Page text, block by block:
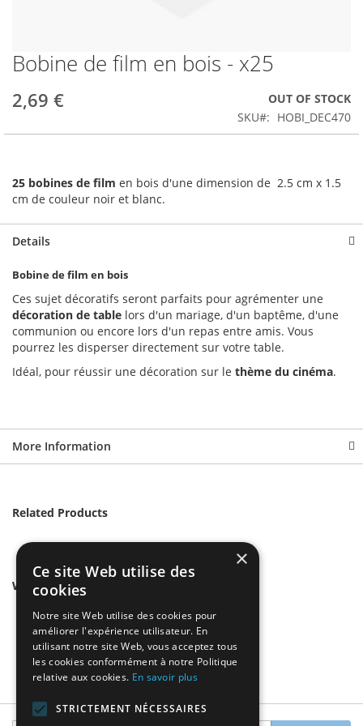
Skip
to
the
beginning
Bobine de film en bois - x25
2,69 €
OUT OF STOCK
SKU
HOBI_DEC470
25 bobines de film en bois d'une dimension de 2.5 cm x 1.5
cm de couleur noir et blanc.
Details
Bobine de film en bois
Ces sujet décoratifs seront parfaits pour agrémenter une
décoration de table lors d'un mariage, d'un baptême, d'une
communion ou encore lors d'un repas entre amis. Vous
pourrez les disperser directement sur votre table.
Idéal, pour réussir une décoration sur le thème du cinéma.
More Information
Related Products
We found other products you might like!
×
Ce site Web utilise des
cookies
Notre site Web utilise des cookies pour
améliorer l'expérience utilisateur. En
utilisant notre site Web, vous acceptez tous
les cookies conformément à notre Politique
relative aux cookies. En savoir plus
STRICTEMENT NÉCESSAIRES